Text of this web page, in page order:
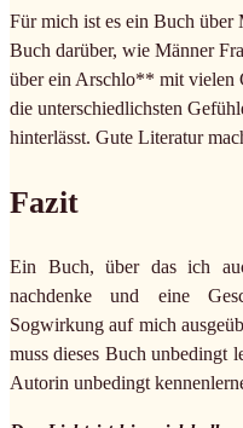
Für mich ist es ein Buch über
Buch darüber, wie Männer
über ein Arschlo** mit vielen
die unterschiedlichsten
hinterlässt. Gute Literatur
Fazit
Ein Buch, über das ich
nachdenke und eine
Sogwirkung auf mich
muss dieses Buch unbedingt
Autorin unbedingt